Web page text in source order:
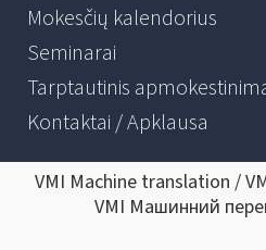
Mokesčių kalendorius
Seminarai
Tarptautinis
Kontaktai / Apklausa
VMI Machine translation /
VMI Машинний